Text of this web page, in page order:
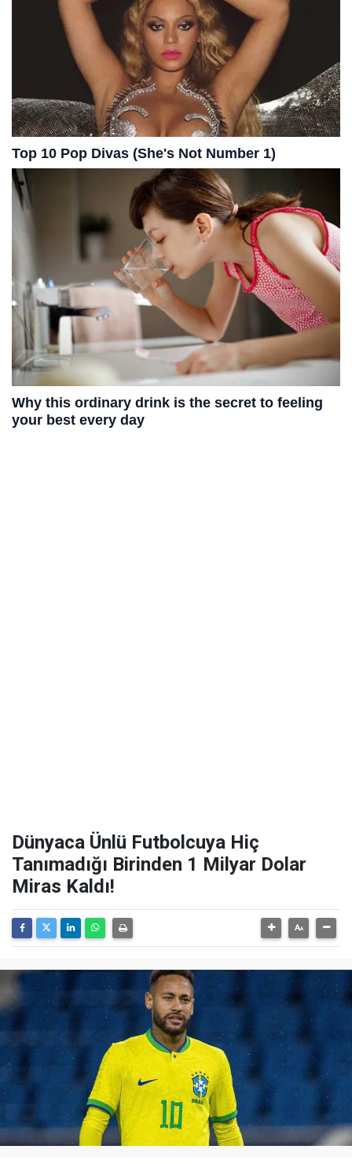
Dünyaca Ünlü Futbolcuya Hiç
Tanımadığı Birinden 1 Milyar Dolar
Miras Kaldı!